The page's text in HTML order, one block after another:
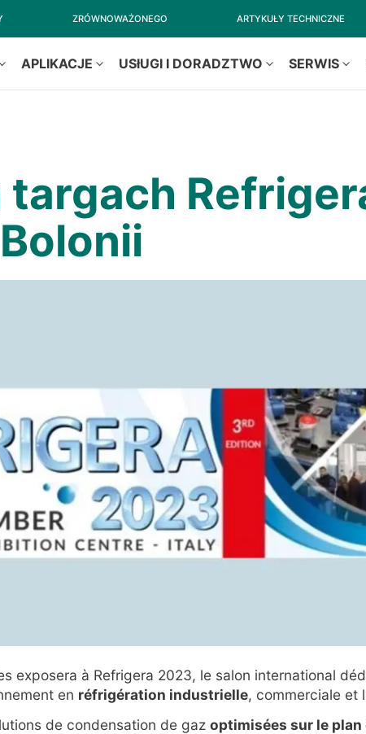
ZRÓWNOWAŻONEGO ARTYKUŁY TECHNICZNE
APLIKACJE USłUGI I DORADZTWO SERWIS
targach
exposera à Refrigera 2023, le salon international
en réfrigération industrielle, commerciale et
de condensation de gaz optimisées sur le